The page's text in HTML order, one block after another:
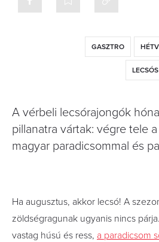
GASZTRO
A vérbeli lecsórajongók
pillanatra vártak: végre tele
magyar paradicsommal és
Ha augusztus, akkor lecsó! A
zöldségragunak ugyanis nincs
vastag húsú és ress, a paradicsom